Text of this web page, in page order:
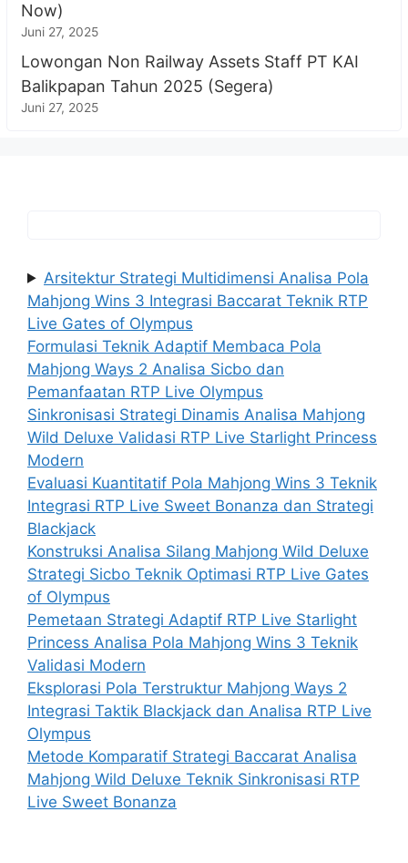
Now)
Juni 27, 2025
Lowongan Non Railway Assets Staff PT KAI
Balikpapan Tahun 2025 (Segera)
Juni 27, 2025
Arsitektur Strategi Multidimensi Analisa Pola
Mahjong Wins 3 Integrasi Baccarat Teknik RTP
Live Gates of Olympus
Formulasi Teknik Adaptif Membaca Pola
Mahjong Ways 2 Analisa Sicbo dan
Pemanfaatan RTP Live Olympus
Sinkronisasi Strategi Dinamis Analisa Mahjong
Wild Deluxe Validasi RTP Live Starlight Princess
Modern
Evaluasi Kuantitatif Pola Mahjong Wins 3 Teknik
Integrasi RTP Live Sweet Bonanza dan Strategi
Blackjack
Konstruksi Analisa Silang Mahjong Wild Deluxe
Strategi Sicbo Teknik Optimasi RTP Live Gates
of Olympus
Pemetaan Strategi Adaptif RTP Live Starlight
Princess Analisa Pola Mahjong Wins 3 Teknik
Validasi Modern
Eksplorasi Pola Terstruktur Mahjong Ways 2
Integrasi Taktik Blackjack dan Analisa RTP Live
Olympus
Metode Komparatif Strategi Baccarat Analisa
Mahjong Wild Deluxe Teknik Sinkronisasi RTP
Live Sweet Bonanza